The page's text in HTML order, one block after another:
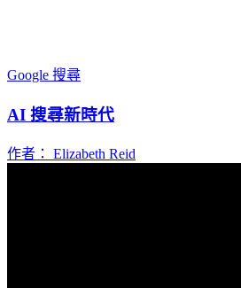
Google 搜尋
AI 搜尋新時代
作者： Elizabeth Reid